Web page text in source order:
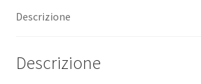
Descrizione
Descrizione